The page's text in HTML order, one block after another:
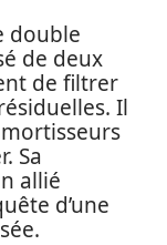
double
de deux
de filtrer
Il
Sa
allié
d’une